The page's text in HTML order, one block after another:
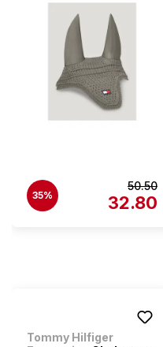
35%
50.50
32.80
Tommy Hilfiger